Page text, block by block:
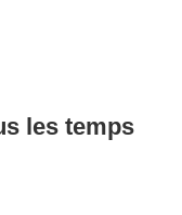
les temps